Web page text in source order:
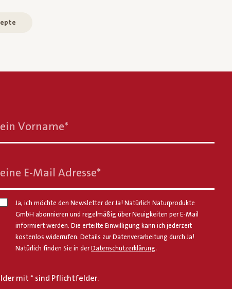
Vorname*
E-Mail Adresse*
Ja, ich möchte den Newsletter der Ja! Natürlich Naturprodukte
GmbH abonnieren und regelmäßig über Neuigkeiten per E-Mail
informiert werden. Die erteilte Einwilligung kann ich jederzeit
kostenlos widerrufen. Details zur Datenverarbeitung durch Ja!
Natürlich finden Sie in der Datenschutzerklärung.
mit * sind Pflichtfelder.